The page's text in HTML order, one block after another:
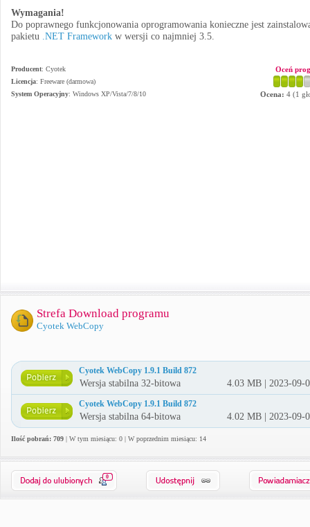
Wymagania!
Do poprawnego funkcjonowania oprogramowania konieczne jest
pakietu .NET Framework w wersji co najmniej 3.5.
Producent: Cyotek
Licencja: Freeware (darmowa)
System Operacyjny: Windows XP/Vista/7/8/10
Oceń
Ocena: 4 (1
Strefa Download programu
Cyotek WebCopy
Cyotek WebCopy 1.9.1 Build 872
Wersja stabilna 32-bitowa 4.03 MB | 2023-09-
Cyotek WebCopy 1.9.1 Build 872
Wersja stabilna 64-bitowa 4.02 MB | 2023-09-
Ilość pobrań: 709 | W tym miesiącu: 0 | W poprzednim miesiącu: 14
0